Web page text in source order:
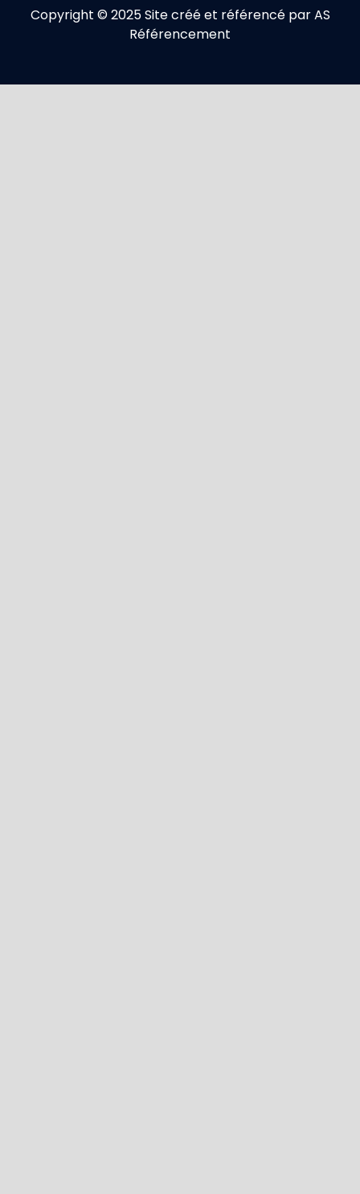
Copyright © 2025 Site créé et référencé par AS
Référencement